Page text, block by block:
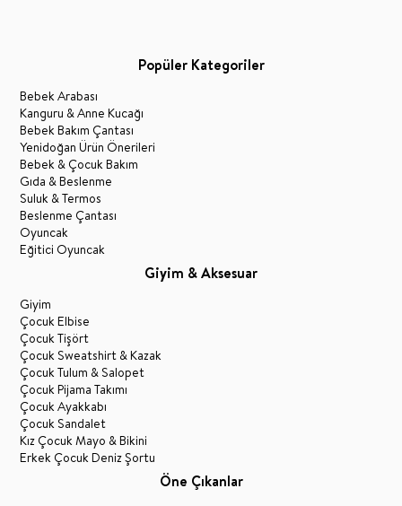
Popüler Kategoriler
Bebek Arabası
Kanguru & Anne Kucağı
Bebek Bakım Çantası
Yenidoğan Ürün Önerileri
Bebek & Çocuk Bakım
Gıda & Beslenme
Suluk & Termos
Beslenme Çantası
Oyuncak
Eğitici Oyuncak
Giyim & Aksesuar
Giyim
Çocuk Elbise
Çocuk Tişört
Çocuk Sweatshirt & Kazak
Çocuk Tulum & Salopet
Çocuk Pijama Takımı
Çocuk Ayakkabı
Çocuk Sandalet
Kız Çocuk Mayo & Bikini
Erkek Çocuk Deniz Şortu
Öne Çıkanlar